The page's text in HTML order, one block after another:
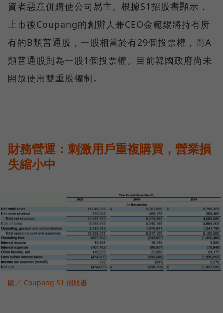
資者惡意併購使公司易主。根據S1招股書顯示，
上市後Coupang的創辦人兼CEO金範錫將持有所
有的B類普通股，一股相當於有29個投票權，而A
類普通股則為一股1個投票權。目前韓國政府尚未
開放使用雙重股權制。
財務營運：刺激用戶重複購買，營業損
失縮小中
圖／ Coupang S1 招股書